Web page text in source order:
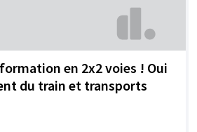
en 2x2 voies ! Oui
du train et transports